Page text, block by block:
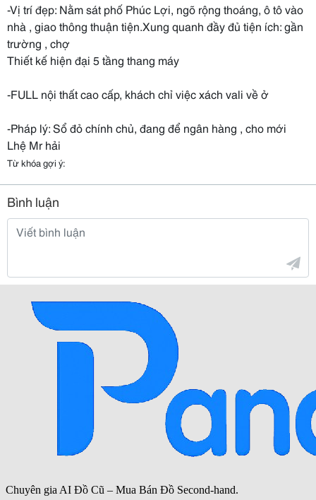
-Vị trí đẹp: Nằm sát phố Phúc Lợi, ngõ rộng thoáng, ô tô vào
nhà , giao thông thuận tiện.Xung quanh đầy đủ tiện ích: gần
trường , chợ
Thiết kế hiện đại 5 tầng thang máy
-FULL nội thất cao cấp, khách chỉ việc xách vali về ở
-Pháp lý: Sổ đỏ chính chủ, đang để ngân hàng , cho mới
Lhệ Mr hải
Từ khóa gợi ý:
Bình luận